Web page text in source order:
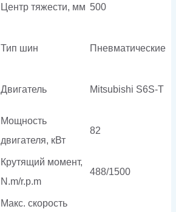
Центр тяжести, мм 500
Тип шин Пневматические
Двигатель Mitsubishi S6S-T
Мощность
двигателя, кВт
82
Крутящий момент,
N.m/r.p.m
488/1500
Макс. скорость